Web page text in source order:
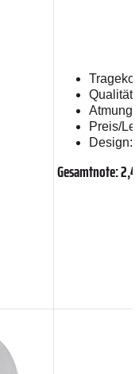
Qualität:
Preis/
Design:
Gesamtnote: